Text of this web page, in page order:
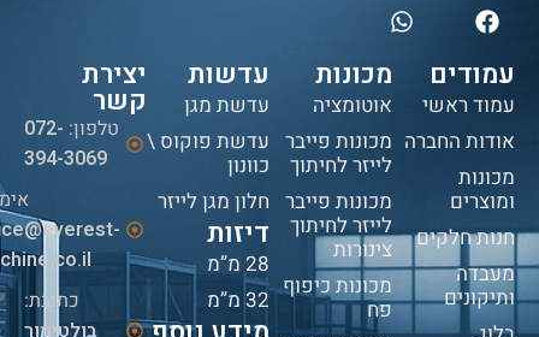
עמודים
עמוד ראשי
אודות החברה
מכונות
ומוצרים
חנות חלקים
מעבדה
ותיקונים
מכונות
אוטומציה
מכונות פייבר
לייזר לחיתוך
מכונות פייבר
לייזר לחיתוך
צינורות
מכונות כיפוף
פח
עדשות
עדשת מגן
עדשת פוקוס \
כוונון
חלון מגן לייזר
דיזות
28 מ”מ
32 מ”מ
יצירת
קשר
טלפון: 072-
394-3069
כתובת:
בולטימור